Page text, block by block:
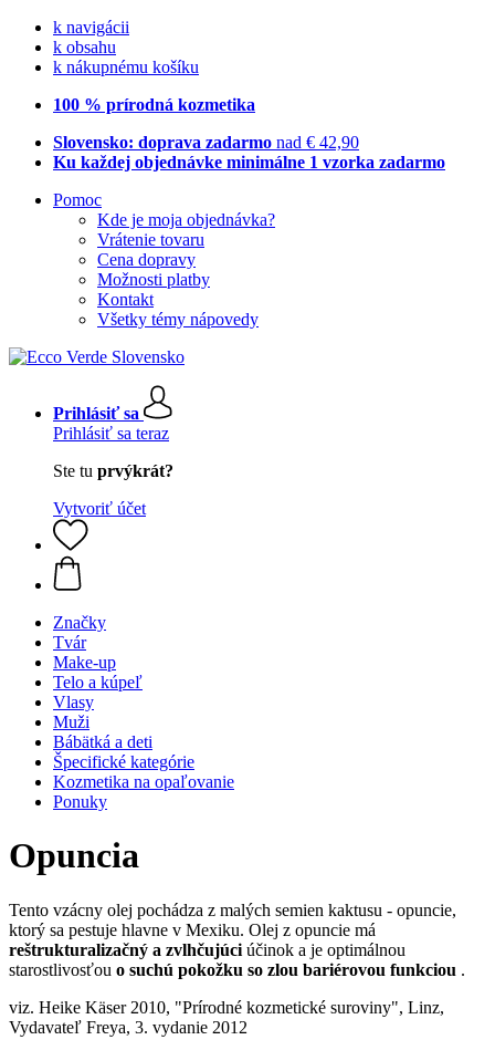
k navigácii
k obsahu
k nákupnému košíku
100 % prírodná kozmetika
Slovensko: doprava zadarmo nad € 42,90
Ku každej objednávke minimálne 1 vzorka zadarmo
Pomoc
Kde je moja objednávka?
Vrátenie tovaru
Cena dopravy
Možnosti platby
Kontakt
Všetky témy nápovedy
Prihlásiť sa
Prihlásiť sa teraz
Ste tu prvýkrát?
Vytvoriť účet
Značky
Tvár
Make-up
Telo a kúpeľ
Vlasy
Muži
Bábätká a deti
Špecifické kategórie
Kozmetika na opaľovanie
Ponuky
Opuncia
Tento vzácny olej pochádza z malých semien kaktusu - opuncie,
ktorý sa pestuje hlavne v Mexiku. Olej z opuncie má
reštrukturalizačný a zvlhčujúci účinok a je optimálnou
starostlivosťou o suchú pokožku so zlou bariérovou funkciou .
viz. Heike Käser 2010, "Prírodné kozmetické suroviny", Linz,
Vydavateľ Freya, 3. vydanie 2012